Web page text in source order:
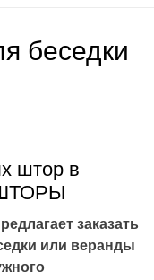
беседки
штор в
заказать
или веранды